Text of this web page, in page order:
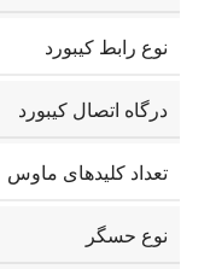
نوع رابط کیبورد
درگاه اتصال کیبورد
تعداد کلیدهای ماوس
نوع حسگر